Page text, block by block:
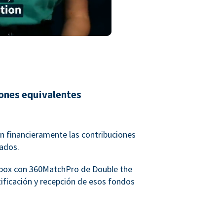
equivalentes
financieramente las contribuciones
con 360MatchPro de Double the
y recepción de esos fondos